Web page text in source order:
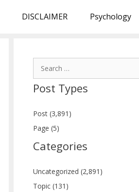
DISCLAIMER Psychology
Post Types
Post (3,891)
Page (5)
Categories
Uncategorized (2,891)
Topic (131)